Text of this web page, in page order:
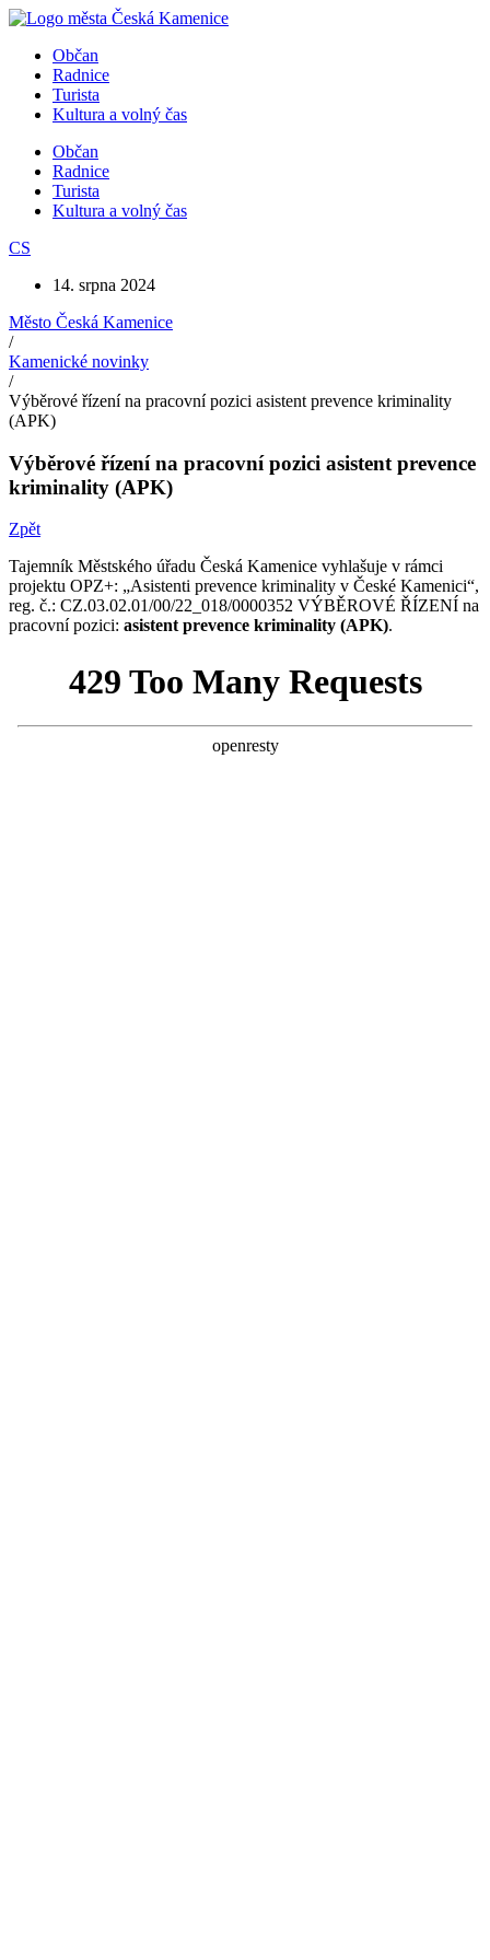
Přejít
obsahuObčan
Radnice
Turista
Kultura a volný čas
Občan
Radnice
Turista
Kultura a volný čas
CS
14. srpna 2024
Město Česká Kamenice
/
Kamenické novinky
/
Výběrové řízení na pracovní pozici asistent prevence kriminality
(APK)
Výběrové řízení na pracovní pozici asistent prevence
kriminality (APK)
Zpět
Tajemník Městského úřadu Česká Kamenice vyhlašuje v rámci
projektu OPZ+: „Asistenti prevence kriminality v České Kamenici“,
reg. č.: CZ.03.02.01/00/22_018/0000352 VÝBĚROVÉ ŘÍZENÍ na
pracovní pozici: asistent prevence kriminality (APK).